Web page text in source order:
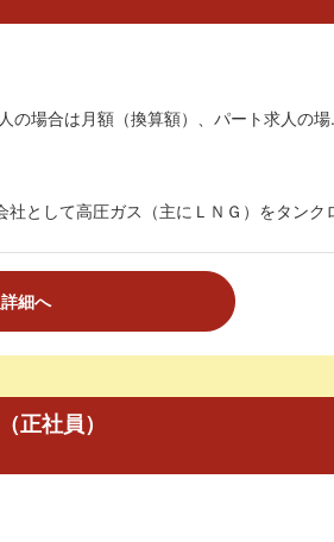
の場合は月額（換算額）、パート求人の場
として高圧ガス（主にＬＮＧ）をタンク
細へ
正社員）